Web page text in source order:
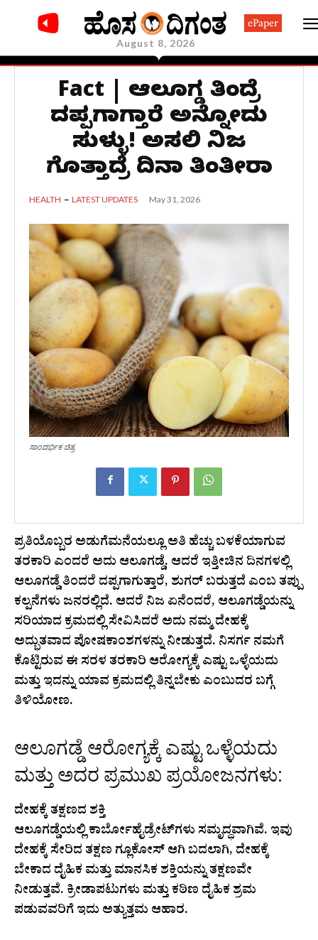
August 8, 2026
ePaper
Fact | ಆಲೂಗಡ್ಡೆ ತಿಂದ್ರೆ
ದಪ್ಪಗಾಗ್ತಾರೆ ಅನ್ನೋದು
ಸುಳ್ಳು! ಅಸಲಿ ನಿಜ
ಗೊತ್ತಾದ್ರೆ ದಿನಾ ತಿಂತೀರಾ
HEALTH LATEST UPDATES May 31, 2026
ಸಾಂದರ್ಭಿಕ ಚಿತ್ರ
ಪ್ರತಿಯೊಬ್ಬರ ಅಡುಗೆಮನೆಯಲ್ಲೂ ಅತಿ ಹೆಚ್ಚು ಬಳಕೆಯಾಗುವ
ತರಕಾರಿ ಎಂದರೆ ಅದು ಆಲೂಗಡ್ಡೆ. ಆದರೆ ಇತ್ತೀಚಿನ ದಿನಗಳಲ್ಲಿ
ಆಲೂಗಡ್ಡೆ ತಿಂದರೆ ದಪ್ಪಗಾಗುತ್ತಾರೆ, ಶುಗರ್ ಬರುತ್ತದೆ ಎಂಬ ತಪ್ಪು
ಕಲ್ಪನೆಗಳು ಜನರಲ್ಲಿದೆ. ಆದರೆ ನಿಜ ಏನೆಂದರೆ, ಆಲೂಗಡ್ಡೆಯನ್ನು
ಸರಿಯಾದ ಕ್ರಮದಲ್ಲಿ ಸೇವಿಸಿದರೆ ಅದು ನಮ್ಮ ದೇಹಕ್ಕೆ
ಅದ್ಭುತವಾದ ಪೋಷಕಾಂಶಗಳನ್ನು ನೀಡುತ್ತದೆ. ನಿಸರ್ಗ ನಮಗೆ
ಕೊಟ್ಟಿರುವ ಈ ಸರಳ ತರಕಾರಿ ಆರೋಗ್ಯಕ್ಕೆ ಎಷ್ಟು ಒಳ್ಳೆಯದು
ಮತ್ತು ಇದನ್ನು ಯಾವ ಕ್ರಮದಲ್ಲಿ ತಿನ್ನಬೇಕು ಎಂಬುದರ ಬಗ್ಗೆ
ತಿಳಿಯೋಣ.
ಆಲೂಗಡ್ಡೆ ಆರೋಗ್ಯಕ್ಕೆ ಎಷ್ಟು ಒಳ್ಳೆಯದು
ಮತ್ತು ಅದರ ಪ್ರಮುಖ ಪ್ರಯೋಜನಗಳು:
ದೇಹಕ್ಕೆ ತಕ್ಷಣದ ಶಕ್ತಿ
ಆಲೂಗಡ್ಡೆಯಲ್ಲಿ ಕಾರ್ಬೋಹೈಡ್ರೇಟ್‌ಗಳು ಸಮೃದ್ಧವಾಗಿವೆ. ಇವು
ದೇಹಕ್ಕೆ ಸೇರಿದ ತಕ್ಷಣ ಗ್ಲೂಕೋಸ್ ಆಗಿ ಬದಲಾಗಿ, ದೇಹಕ್ಕೆ
ಬೇಕಾದ ದೈಹಿಕ ಮತ್ತು ಮಾನಸಿಕ ಶಕ್ತಿಯನ್ನು ತಕ್ಷಣವೇ
ನೀಡುತ್ತವೆ. ಕ್ರೀಡಾಪಟುಗಳು ಮತ್ತು ಕಠಿಣ ದೈಹಿಕ ಶ್ರಮ
ಪಡುವವರಿಗೆ ಇದು ಅತ್ಯುತ್ತಮ ಆಹಾರ.